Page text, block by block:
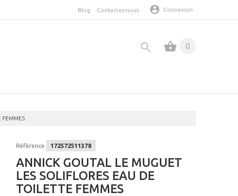
Connexion
Blog Contactez-nous
0
FEMMES
Référence 172572511378
ANNICK GOUTAL LE MUGUET
LES SOLIFLORES EAU DE
TOILETTE FEMMES